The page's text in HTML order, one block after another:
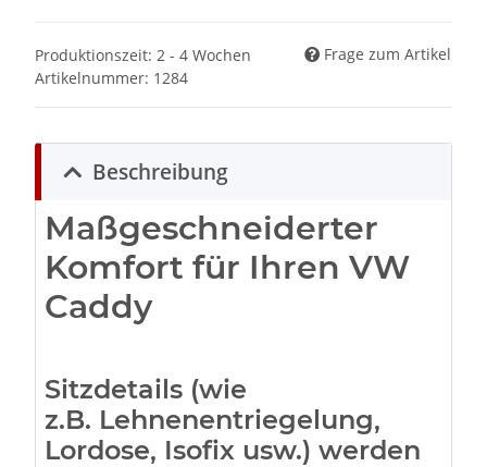
Produktionszeit: 2 - 4 Wochen
Frage zum Artikel
Artikelnummer: 1284
Beschreibung
Maßgeschneiderter
Komfort für Ihren VW
Caddy
Sitzdetails (wie
z.B. Lehnenentriegelung,
Lordose, Isofix usw.) werden